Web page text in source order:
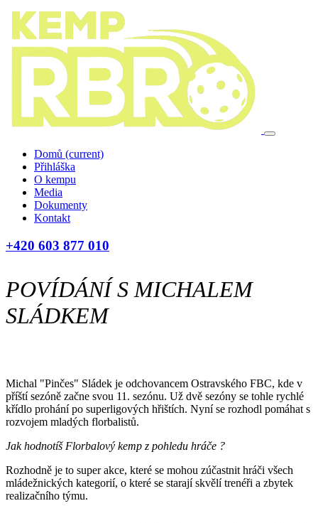
Domů (current)
Přihláška
O kempu
Media
Dokumenty
Kontakt
+420 603 877 010
POVÍDÁNÍ S MICHALEM
SLÁDKEM
Michal "Pinčes" Sládek je odchovancem Ostravského FBC, kde v
příští sezóně začne svou 11. sezónu. Už dvě sezóny se tohle rychlé
křídlo prohání po superligových hřištích. Nyní se rozhodl pomáhat s
rozvojem mladých florbalistů.
Jak hodnotíš Florbalový kemp z pohledu hráče ?
Rozhodně je to super akce, které se mohou zúčastnit hráči všech
mládežnických kategorií, o které se starají skvělí trenéři a zbytek
realizačního týmu.